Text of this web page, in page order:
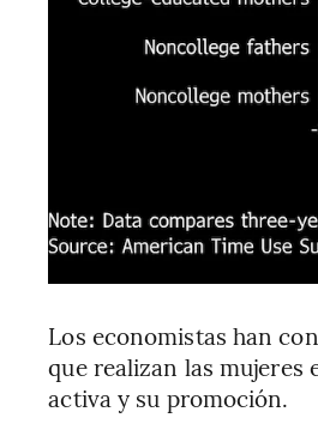
Los economistas han
que realizan las mujeres
activa y su promoción.